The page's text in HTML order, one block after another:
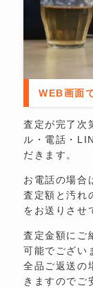
WEB画面
査定が完了次
ル・電話・
だきます。
お電話の場合
査定額と汚れ
をお送りさせ
査定金額にご
可能でござい
全品ご返送の
きますのでご